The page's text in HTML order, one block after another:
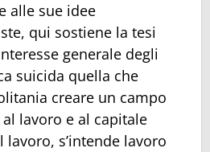
alle sue idee
qui sostiene la tesi
generale degli
suicida quella che
creare un campo
lavoro e al capitale
s’intende lavoro